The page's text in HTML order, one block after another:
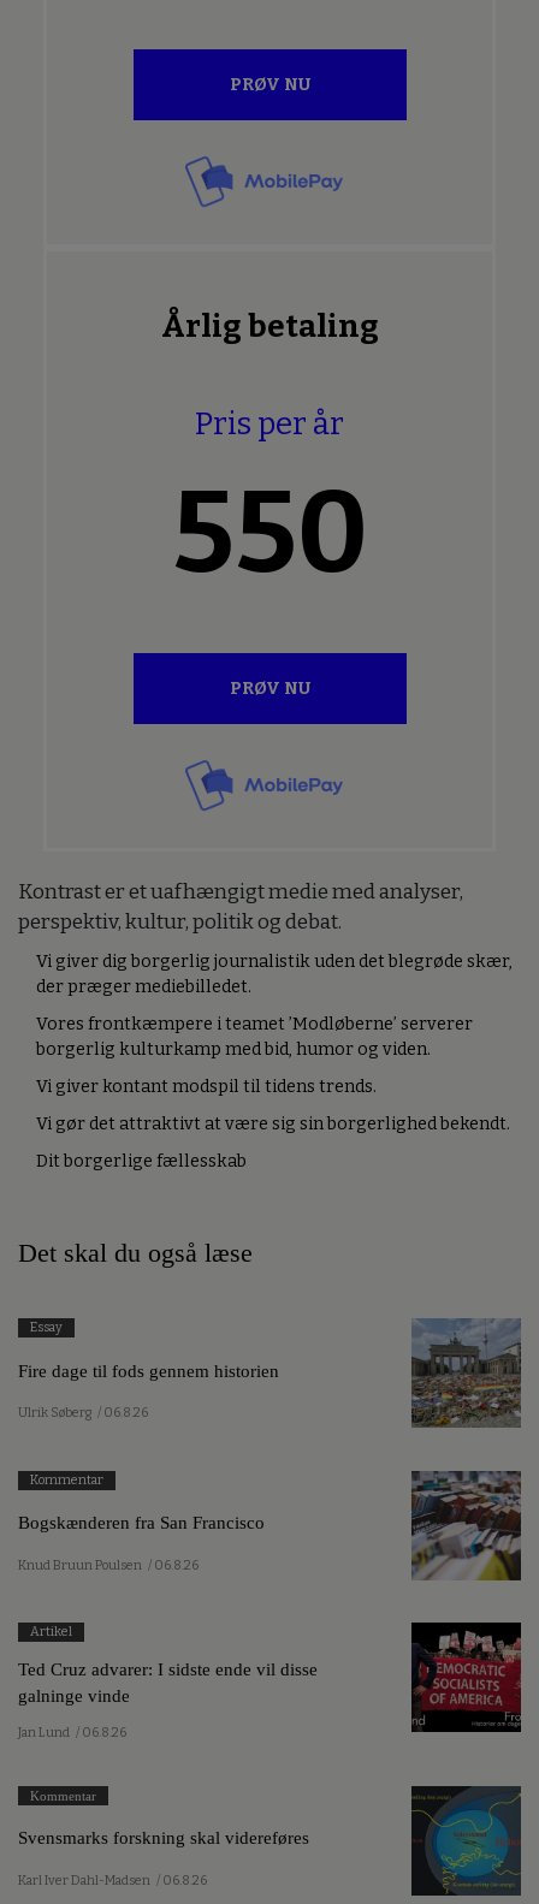
PRØV NU
Årlig betaling
Pris per år
550
PRØV NU
Kontrast er et uafhængigt medie med analyser,
perspektiv, kultur, politik og debat.
Vi giver dig borgerlig journalistik uden det blegrøde skær,
der præger mediebilledet.
Vores frontkæmpere i teamet ’Modløberne’ serverer
borgerlig kulturkamp med bid, humor og viden.
Vi giver kontant modspil til tidens trends.
Vi gør det attraktivt at være sig sin borgerlighed bekendt.
Dit borgerlige fællesskab
Det skal du også læse
Essay
Fire dage til fods gennem historien
Ulrik Søberg / 06.8.26
Kommentar
Bogskænderen fra San Francisco
Knud Bruun Poulsen / 06.8.26
Artikel
Ted Cruz advarer: I sidste ende vil disse
galninge vinde
Jan Lund / 06.8.26
Kommentar
Svensmarks forskning skal videreføres
Karl Iver Dahl-Madsen / 06.8.26